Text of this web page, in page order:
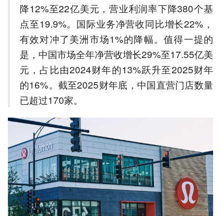
降12%至22亿美元，营业利润率下降380个基
点至19.9%。国际业务净营收同比增长22%，
有效对冲了美洲市场1%的降幅。值得一提的
是，中国市场全年净营收增长29%至17.55亿美
元，占比由2024财年的13%跃升至2025财年
的16%。截至2025财年底，中国直营门店数量
已超过170家。